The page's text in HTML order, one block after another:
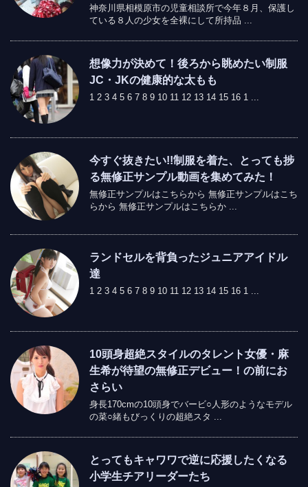
神奈川県相模原市の児童相談所で今年８月、保護し
ている８人の少女を全裸にして所持品 ...
想像力が決めて！後ろから眺めたい制服
JC・JKの健康的な太もも
1 2 3 4 5 6 7 8 9 10 11 12 13 14 15 16 1 ...
今すぐ抜きたい!!制服を着た、とっても捗
る無修正サンプル動画を集めてみた！
無修正サンプルはこちらから 無修正サンプルはこち
らから 無修正サンプルはこちらか ...
ランドセルを背負ったジュニアアイドル
達
1 2 3 4 5 6 7 8 9 10 11 12 13 14 15 16 1 ...
10頭身超絶スタイルのタレント女優・麻
生希が待望の無修正デビュー！の前にお
さらい
身長170cmの10頭身でバービ○人形のようなモデル
の菜○緒もびっくりの超絶スタ ...
とってもキャワワで逆に応援したくなる
小学生チアリーダーたち